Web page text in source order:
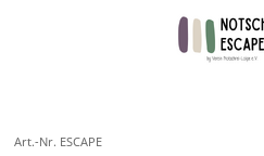
Art.-Nr. ESCAPE